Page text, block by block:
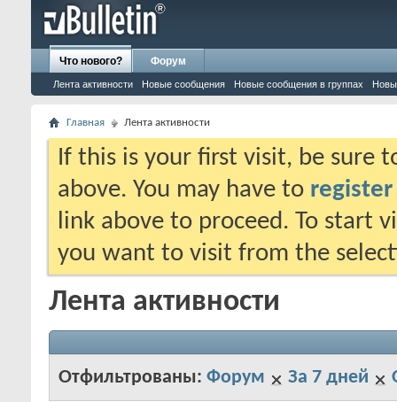
Что нового?
Лента активности Новые сообщения Новые сообщения в группах
Форум
Главная Лента активности
If this is your first visit, be sure
above. You may have to register
link above to proceed. To start
you want to visit from the
Лента активности
Отфильтрованы: Форум За 7 дней